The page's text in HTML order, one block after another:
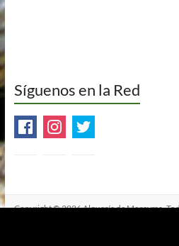
Síguenos en la Red
Copyright © 2026Alquería de Morayma.